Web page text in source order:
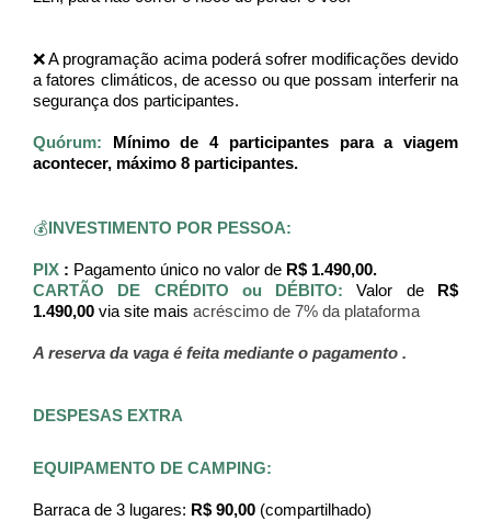
❌ A programação acima poderá sofrer modificações devido
a fatores climáticos, de acesso ou que possam interferir na
segurança dos participantes.
Quórum: Mínimo de 4 participantes para a viagem
acontecer, máximo 8 participantes.
💰 INVESTIMENTO POR PESSOA:
PIX : Pagamento único no valor de R$ 1.490,00.
CARTÃO DE CRÉDITO ou DÉBITO: Valor de
R$
1.490,00 via site mais acréscimo de 7% da plataforma
A reserva da vaga é feita mediante o pagamento .
DESPESAS EXTRA
EQUIPAMENTO DE CAMPING:
Barraca de 3 lugares: R$ 90,00 (compartilhado)